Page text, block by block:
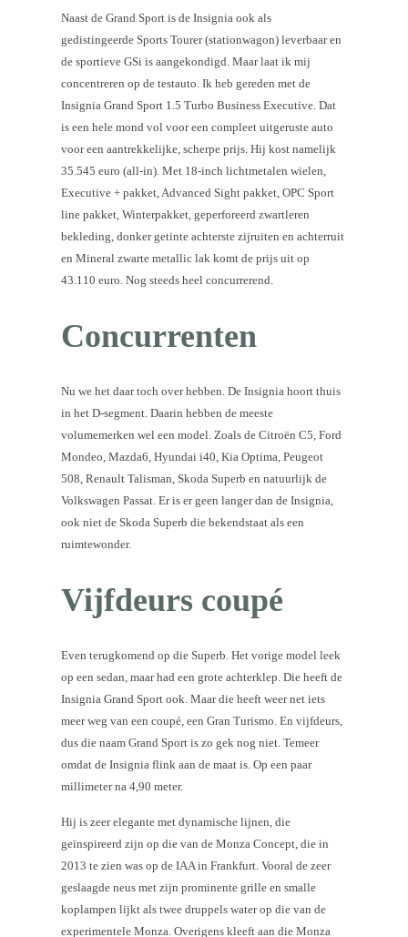
Naast de Grand Sport is de Insignia ook als
gedistingeerde Sports Tourer (stationwagon) leverbaar en
de sportieve GSi is aangekondigd. Maar laat ik mij
concentreren op de testauto. Ik heb gereden met de
Insignia Grand Sport 1.5 Turbo Business Executive. Dat
is een hele mond vol voor een compleet uitgeruste auto
voor een aantrekkelijke, scherpe prijs. Hij kost namelijk
35.545 euro (all-in). Met 18-inch lichtmetalen wielen,
Executive + pakket, Advanced Sight pakket, OPC Sport
line pakket, Winterpakket, geperforeerd zwartleren
bekleding, donker getinte achterste zijruiten en achterruit
en Mineral zwarte metallic lak komt de prijs uit op
43.110 euro. Nog steeds heel concurrerend.
Concurrenten
Nu we het daar toch over hebben. De Insignia hoort thuis
in het D-segment. Daarin hebben de meeste
volumemerken wel een model. Zoals de Citroën C5, Ford
Mondeo, Mazda6, Hyundai i40, Kia Optima, Peugeot
508, Renault Talisman, Skoda Superb en natuurlijk de
Volkswagen Passat. Er is er geen langer dan de Insignia,
ook niet de Skoda Superb die bekendstaat als een
ruimtewonder.
Vijfdeurs coupé
Even terugkomend op die Superb. Het vorige model leek
op een sedan, maar had een grote achterklep. Die heeft de
Insignia Grand Sport ook. Maar die heeft weer net iets
meer weg van een coupé, een Gran Turismo. En vijfdeurs,
dus die naam Grand Sport is zo gek nog niet. Temeer
omdat de Insignia flink aan de maat is. Op een paar
millimeter na 4,90 meter.
Hij is zeer elegante met dynamische lijnen, die
geïnspireerd zijn op die van de Monza Concept, die in
2013 te zien was op de IAA in Frankfurt. Vooral de zeer
geslaagde neus met zijn prominente grille en smalle
koplampen lijkt als twee druppels water op die van de
experimentele Monza. Overigens kleeft aan die Monza